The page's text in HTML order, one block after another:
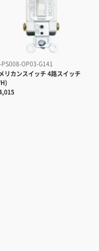
PS008-OP03-G141
リカンスイッチ 4路スイッチ